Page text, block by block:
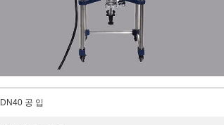
DN40 공 입